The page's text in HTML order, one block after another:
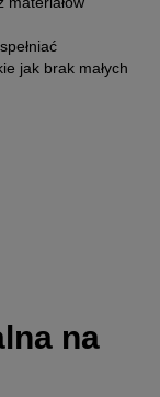
jak brak małych
na